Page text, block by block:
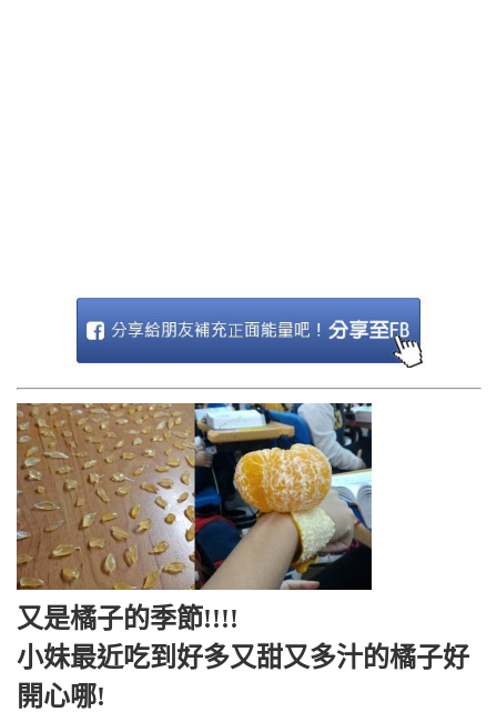
又是橘子的季節!!!!
小妹最近吃到好多又甜又多汁的橘子好
開心哪!